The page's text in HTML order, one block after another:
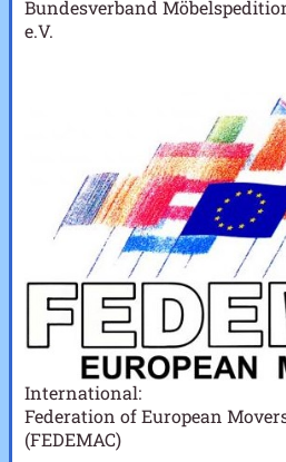
Bundesverband
e.V.
International:
Federation of European
(FEDEMAC)